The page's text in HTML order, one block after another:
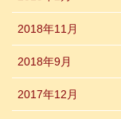
2018年11月
2018年9月
2017年12月